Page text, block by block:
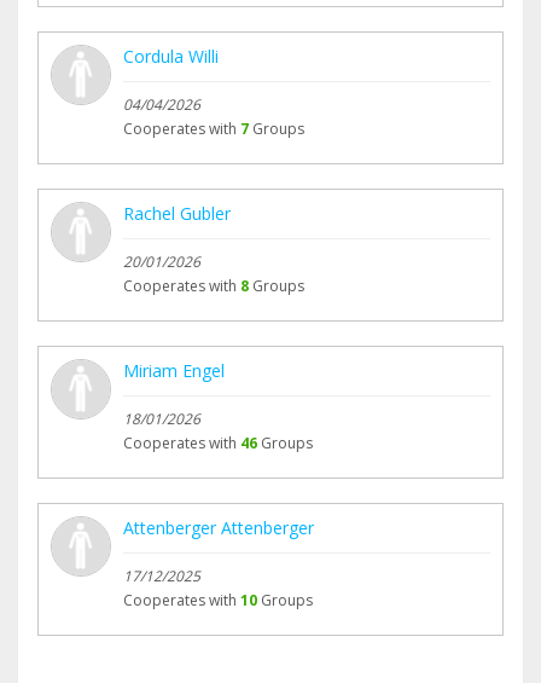
Cordula Willi
04/04/2026
Cooperates with 7 Groups
Rachel Gubler
20/01/2026
Cooperates with 8 Groups
Miriam Engel
18/01/2026
Cooperates with 46 Groups
Attenberger Attenberger
17/12/2025
Cooperates with 10 Groups